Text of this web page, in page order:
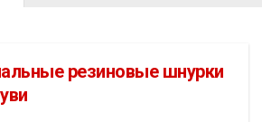
резиновые шнурки